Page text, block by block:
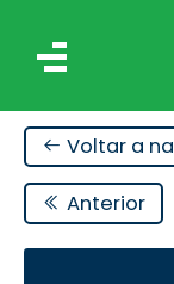
Voltar a
Anterior